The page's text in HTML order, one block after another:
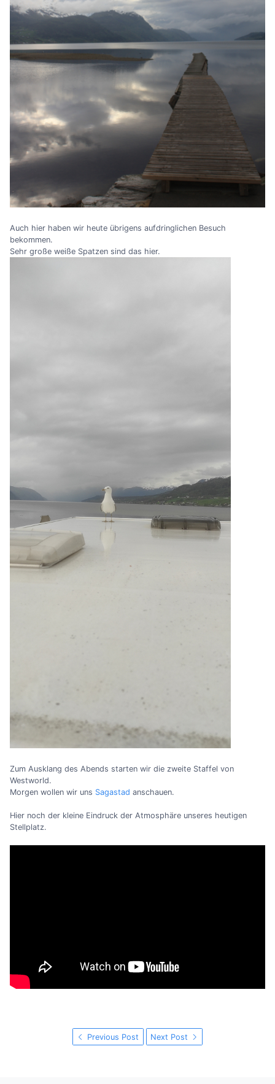
Auch hier haben wir heute übrigens aufdringlichen Besuch
bekommen.
Sehr große weiße Spatzen sind das hier.
Zum Ausklang des Abends starten wir die zweite Staffel von
Westworld.
Morgen wollen wir uns Sagastad anschauen.
Hier noch der kleine Eindruck der Atmosphäre unseres heutigen
Stellplatz.
Previous Post Next Post